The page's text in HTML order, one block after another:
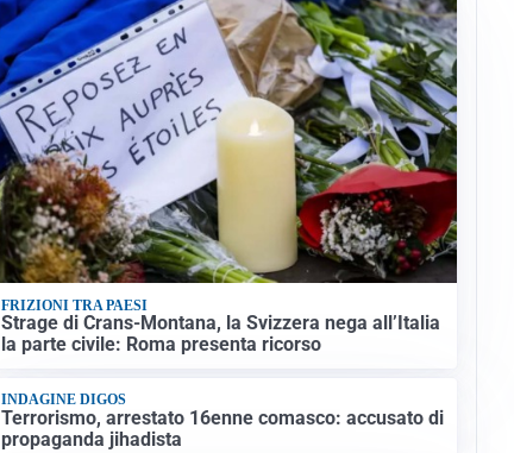
FRIZIONI TRA PAESI
Strage di Crans-Montana, la Svizzera nega all’Italia
la parte civile: Roma presenta ricorso
INDAGINE DIGOS
Terrorismo, arrestato 16enne comasco: accusato di
propaganda jihadista